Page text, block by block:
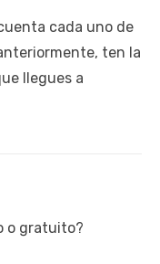
cada uno de
ten la
llegues a
o gratuito?